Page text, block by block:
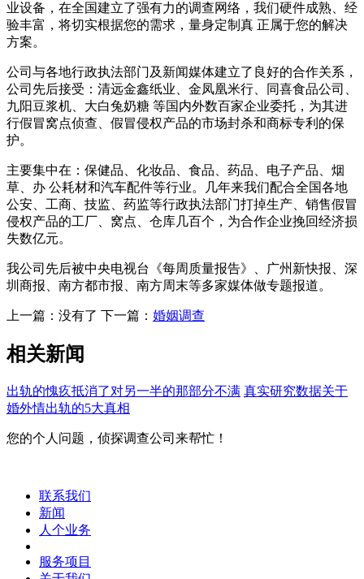
业设备，在全国建立了强有力的调查网络，我们硬件成熟、经
验丰富，将切实根据您的需求，量身定制真 正属于您的解决
方案。
公司与各地行政执法部门及新闻媒体建立了良好的合作关系，
公司先后接受：清远金鑫纸业、金凤凰米行、同喜食品公司、
九阳豆浆机、大白兔奶糖 等国内外数百家企业委托，为其进
行假冒窝点侦查、假冒侵权产品的市场封杀和商标专利的保
护。
主要集中在：保健品、化妆品、食品、药品、电子产品、烟
草、办 公耗材和汽车配件等行业。几年来我们配合全国各地
公安、工商、技监、药监等行政执法部门打掉生产、销售假冒
侵权产品的工厂、窝点、仓库几百个，为合作企业挽回经济损
失数亿元。
我公司先后被中央电视台《每周质量报告》、广州新快报、深
圳商报、南方都市报、南方周末等多家媒体做专题报道。
上一篇：没有了 下一篇： 婚姻调查
相关新闻
出轨的愧疚抵消了对另一半的那部分不满 真实研究数据关于
婚外情出轨的5大真相
您的个人问题，侦探调查公司来帮忙！
联系我们
新闻
人个业务
服务项目